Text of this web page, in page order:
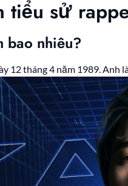
tiểu sử
bao nhiêu?
12 tháng 4 năm 1989. Anh